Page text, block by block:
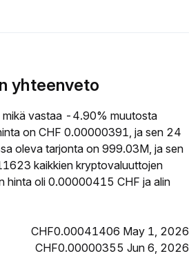
yhteenveto
vastaa -4.90% muutosta
on CHF 0.00000391, ja sen 24
oleva tarjonta on 999.03M, ja sen
kaikkien kryptovaluuttojen
hinta oli 0.00000415 CHF ja alin
CHF0.00041406 May 1, 2026
CHF0.00000355 Jun 6, 2026